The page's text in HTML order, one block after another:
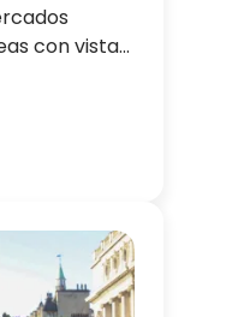
con vistas
al